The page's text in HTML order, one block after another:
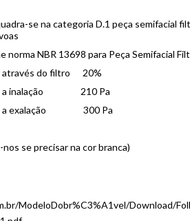
se na categoria D.1 peça semifacial
norma NBR 13698 para Peça Semifacial
através do filtro 20%
a inalação 210 Pa
a exalação 300 Pa
se precisar na cor branca)
ModeloDobr%C3%A1vel/Download/